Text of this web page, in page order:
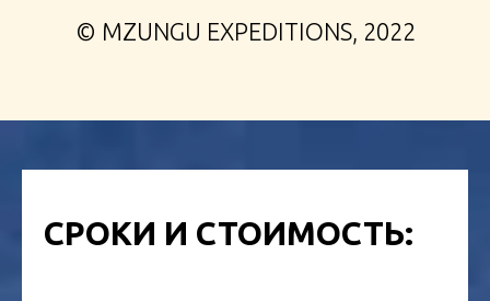
© MZUNGU EXPEDITIONS, 2022
СРОКИ И СТОИМОСТЬ: